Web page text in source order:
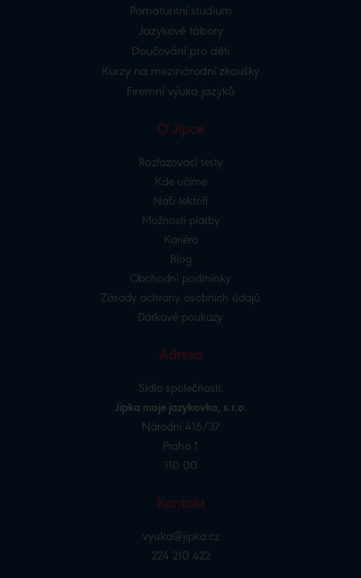
Pomaturitní studium
Jazykové tábory
Doučování pro děti
Kurzy na mezinárodní zkoušky
Firemní výuka jazyků
O Jipce
Rozřazovací testy
Kde učíme
Naši lektoři
Možnosti platby
Kariéra
Blog
Obchodní podmínky
Zásady ochrany osobních údajů
Dárkové poukazy
Adresa
Sídlo společnosti:
Jipka moje jazykovka, s.r.o.
Národní 416/37
Praha 1
110 00
Kontakt
vyuka@jipka.cz
224 210 422